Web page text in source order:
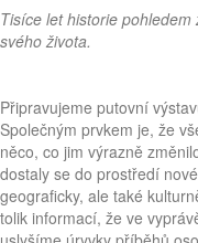
Tisíce let historie
svého života.
Připravujeme putovní
Společným prvkem je, že
něco, co jim výrazně
dostaly se do prostředí
geograficky, ale také
tolik informací, že ve